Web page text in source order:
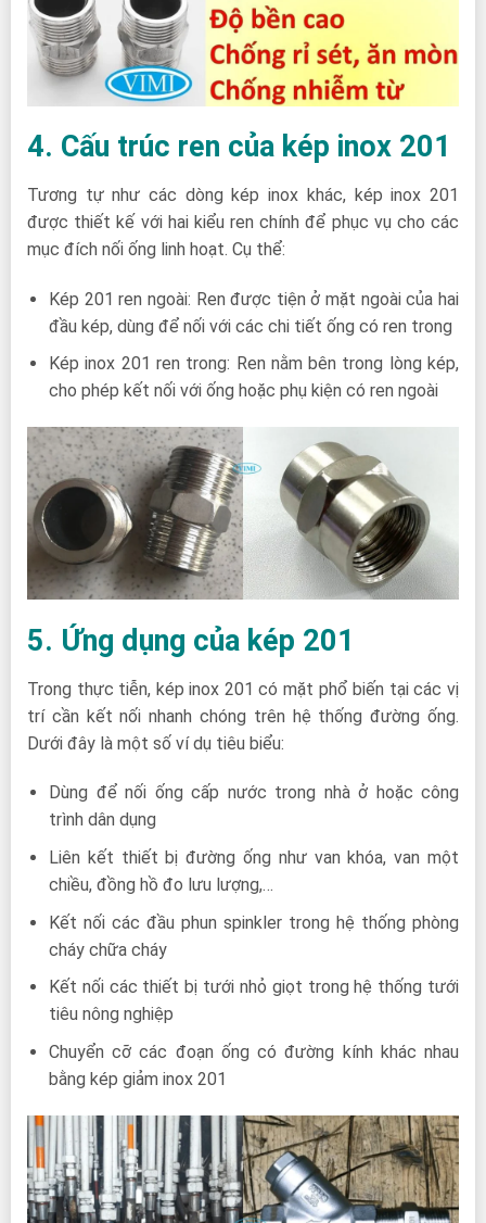
4. Cấu trúc ren của kép inox 201
Tương tự như các dòng kép inox khác, kép inox 201
được thiết kế với hai kiểu ren chính để phục vụ cho các
mục đích nối ống linh hoạt. Cụ thể:
Kép 201 ren ngoài: Ren được tiện ở mặt ngoài của hai
đầu kép, dùng để nối với các chi tiết ống có ren trong
Kép inox 201 ren trong: Ren nằm bên trong lòng kép,
cho phép kết nối với ống hoặc phụ kiện có ren ngoài
5. Ứng dụng của kép 201
Trong thực tiễn, kép inox 201 có mặt phổ biến tại các vị
trí cần kết nối nhanh chóng trên hệ thống đường ống.
Dưới đây là một số ví dụ tiêu biểu:
Dùng để nối ống cấp nước trong nhà ở hoặc công
trình dân dụng
Liên kết thiết bị đường ống như van khóa, van một
chiều, đồng hồ đo lưu lượng,…
Kết nối các đầu phun spinkler trong hệ thống phòng
cháy chữa cháy
Kết nối các thiết bị tưới nhỏ giọt trong hệ thống tưới
tiêu nông nghiệp
Chuyển cỡ các đoạn ống có đường kính khác nhau
bằng kép giảm inox 201